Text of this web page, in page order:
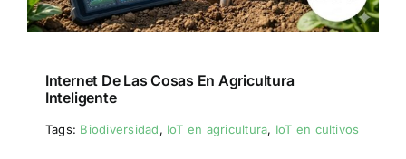
Internet De Las Cosas En Agricultura
Inteligente
Tags: Biodiversidad, IoT en agricultura, IoT en cultivos